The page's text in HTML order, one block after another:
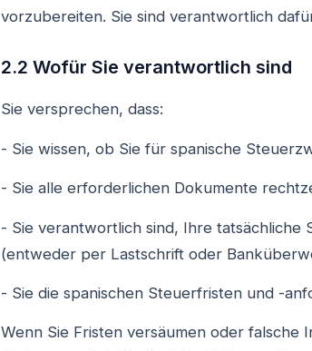
vorzubereiten. Sie sind verantwortlich
2.2 Wofür Sie verantwortlich sind
Sie versprechen, dass:
- Sie wissen, ob Sie für spanische
- Sie alle erforderlichen Dokumente
- Sie verantwortlich sind, Ihre
(entweder per Lastschrift oder
- Sie die spanischen Steuerfristen und -
Wenn Sie Fristen versäumen oder